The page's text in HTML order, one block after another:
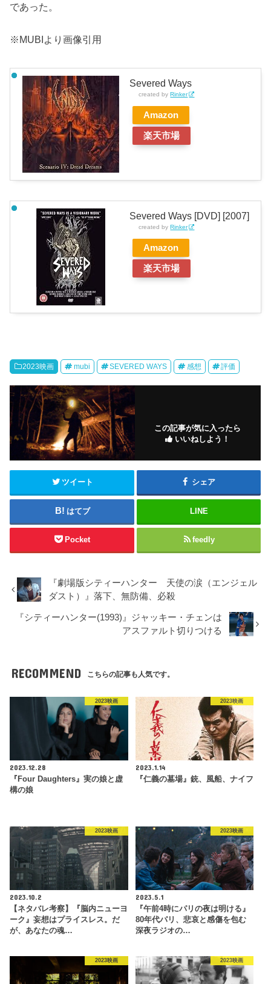
であった。
※MUBIより画像引用
Severed Ways
created byRinker
Amazon
楽天市場
Severed Ways [DVD] [2007]
created byRinker
Amazon
楽天市場
2023映画 mubi SEVERED WAYS 感想 評価
この記事が気に入ったら
いいねしよう！
ツイート シェア
はてブ LINE
Pocket feedly
『劇場版シティーハンター 天使の涙（エンジェル
ダスト）』落下、無防備、必殺
『シティーハンター(1993)』ジャッキー・チェンは
アスファルト切りつける
RECOMMEND こちらの記事も人気です。
2023映画
2023.12.28
『Four Daughters』実の娘と虚
構の娘
2023映画
2023.1.14
『仁義の墓場』銃、風船、ナイフ
2023映画
2023.10.2
【ネタバレ考察】『脳内ニューヨ
ーク』妄想はプライスレス。だ
が、あなたの魂…
2023映画
2023.5.1
『午前4時にパリの夜は明ける』
80年代パリ、悲哀と感傷を包む
深夜ラジオの…
2023映画 2023映画